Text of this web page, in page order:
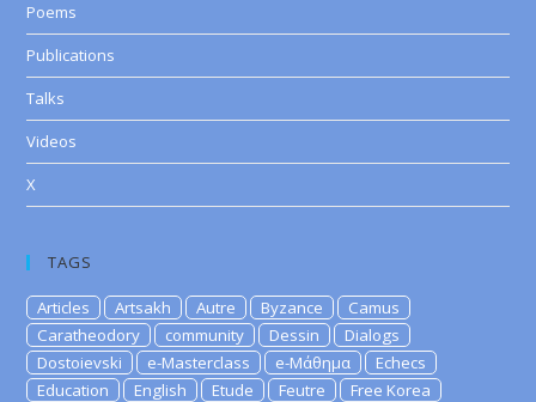
Poems
Publications
Talks
Videos
X
TAGS
Articles Artsakh Autre Byzance
Camus
Caratheodory
community Dessin
Dialogs
Dostoievski
e-Masterclass e-Μάθημα
Echecs
Education
English Etude Feutre
Free Korea